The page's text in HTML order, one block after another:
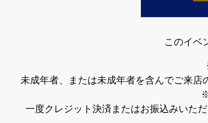
このイベ
未成年者、または未成年者を含んでご来
一度クレジット決済またはお振込みいた